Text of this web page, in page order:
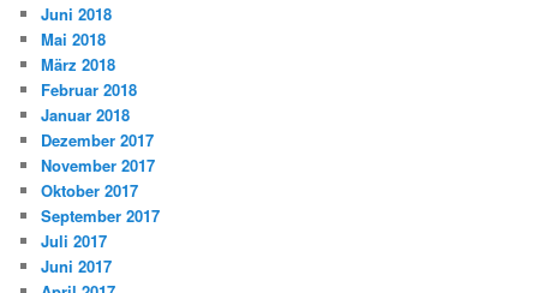
Juni 2018
Mai 2018
März 2018
Februar 2018
Januar 2018
Dezember 2017
November 2017
Oktober 2017
September 2017
Juli 2017
Juni 2017